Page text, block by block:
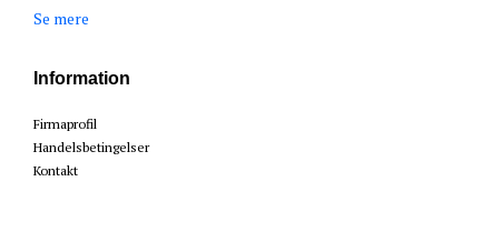
Se mere
Information
Firmaprofil
Handelsbetingelser
Kontakt